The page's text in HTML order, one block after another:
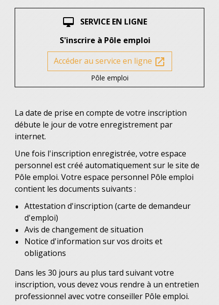
desktop_mac
SERVICE EN LIGNE
S'inscrire à Pôle emploi
Accéder au service en ligne open_in_new
Pôle emploi
La date de prise en compte de votre inscription
débute le jour de votre enregistrement par
internet.
Une fois l'inscription enregistrée, votre espace
personnel est créé automatiquement sur le site de
Pôle emploi. Votre espace personnel Pôle emploi
contient les documents suivants :
Attestation d'inscription (carte de demandeur
d'emploi)
Avis de changement de situation
Notice d'information sur vos droits et
obligations
Dans les 30 jours au plus tard suivant votre
inscription, vous devez vous rendre à un entretien
professionnel avec votre conseiller Pôle emploi.